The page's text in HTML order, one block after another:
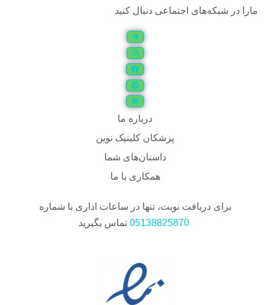
مارا در شبکه‌های اجتماعی دنبال کنید
درباره ما
پزشکان کلینیک نوین
داستان‌های شما
همکاری با ما
برای دریافت نوبت، تنها در ساعات اداری با شماره
05138825870 تماس بگیرید